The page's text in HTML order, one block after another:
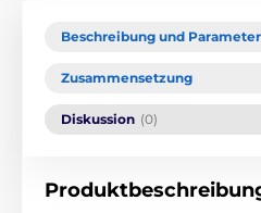
Beschreibung und Parameter
Zusammensetzung
Diskussion (0)